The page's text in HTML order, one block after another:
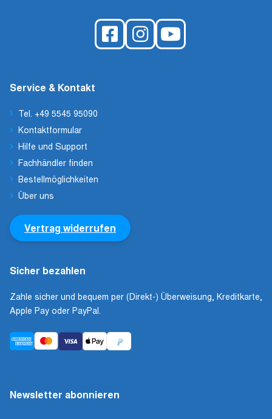
Service & Kontakt
Tel. +49 5545 95090
Kontaktformular
Hilfe und Support
Fachhändler finden
Bestellmöglichkeiten
Über uns
Vertrag widerrufen
Sicher bezahlen
Zahle sicher und bequem per (Direkt-) Überweisung, Kreditkarte,
Apple Pay oder PayPal.
Newsletter abonnieren